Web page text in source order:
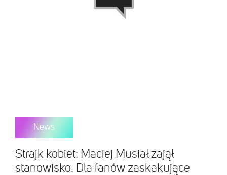
News
Strajk kobiet: Maciej Musiał zajął
stanowisko. Dla fanów zaskakujące